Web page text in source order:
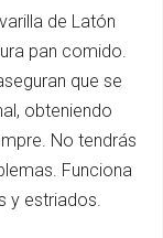
de Latón
pan comido.
que se
obteniendo
No tendrás
Funciona
y estriados.